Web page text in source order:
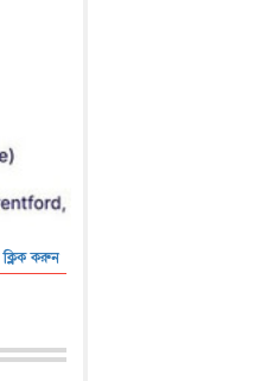
ক্লিক করুন